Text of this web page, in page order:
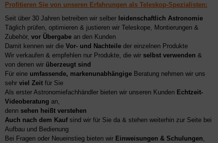
Profitieren Sie von unseren Erfahrungen als Teleskop-Spezialisten:
Seit über 30 Jahren betreiben wir selber leidenschaftlich Astronomie
Täglich prüfen, optimieren & justieren wir Teleskope, Montierungen &
Zubehör, vor Übergabe an den Kunden
Damit kennen wir die Vor- und Nachteile der einzelnen Produkte
Wir verkaufen & empfehlen nur Produkte, die wir selbst verwenden &
von denen wir überzeugt sind
Für eine umfassende, markenunabhängige Beratung nehmen wir uns
sehr viel Zeit für Sie
Als erster Astronomiefachhändler bieten wir unseren Kunden Echtzeit-
Videoberatung an,
denn sehen heißt verstehen
Auch nach dem Kaufsind wir für Sie da & stehen weiterhin zur Seite bei
Aufbau und Bedienung
Bei Fragen oder Neueinstieg bieten wir Einweisungen & Schulungen